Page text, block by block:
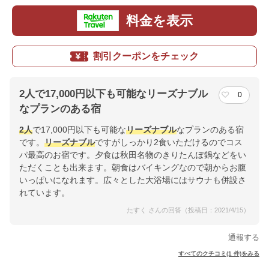
料金を表示
割引クーポンをチェック
2人で17,000円以下も可能なリーズナブル
なプランのある宿
0
2人で17,000円以下も可能なリーズナブルなプランのある宿
です。 リーズナブルですがしっかり2食いただけるのでコス
パ最高のお宿です。夕食は秋田名物のきりたんぽ鍋などをい
ただくことも出来ます。朝食はバイキングなので朝からお腹
いっぱいになれます。広々とした大浴場にはサウナも併設さ
れています。
たすく さんの回答（投稿日：2021/4/15）
通報する
すべてのクチコミ(1 件)をみる